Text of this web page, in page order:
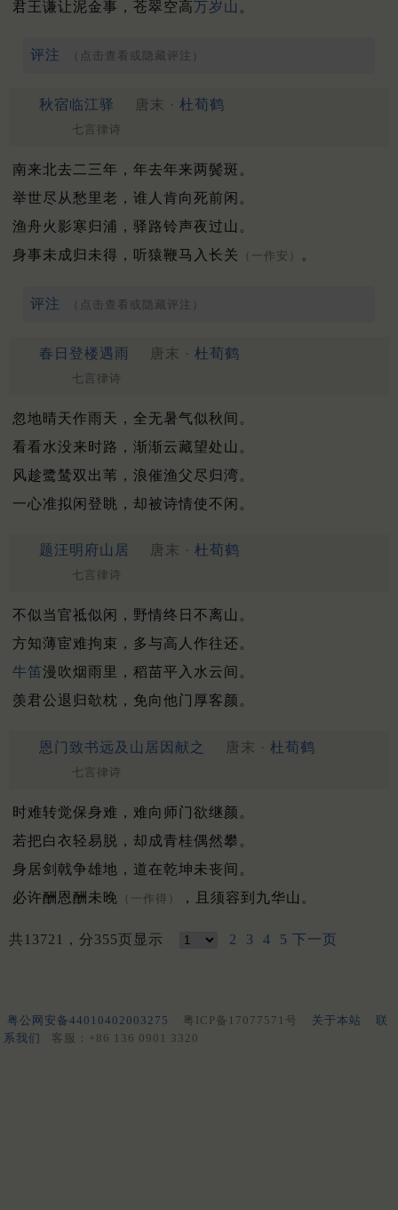
君王谦让泥金事，苍翠空高万岁山 。
评注 （点击查看或隐藏评注）
秋宿临江驿 唐末 · 杜荀鹤
七言律诗
南来北去二三年，年去年来两鬓斑。
举世尽从愁里老，谁人肯向死前闲。
渔舟火影寒归浦，驿路铃声夜过山。
身事未成归未得，听猿鞭马入长关
（一作安） 。
评注 （点击查看或隐藏评注）
春日登楼遇雨 唐末 · 杜荀鹤
七言律诗
忽地晴天作雨天，全无暑气似秋间。
看看水没来时路，渐渐云藏望处山。
风趁鹭鸶双出苇，浪催渔父尽归湾。
一心准拟闲登眺，却被诗情使不闲。
题汪明府山居 唐末 · 杜荀鹤
七言律诗
不似当官祗似闲，野情终日不离山。
方知薄宦难拘束，多与高人作往还。
牛笛漫吹烟雨里，稻苗平入水云间。
羡君公退归欹枕，免向他门厚客颜。
恩门致书远及山居因献之 唐末 · 杜荀鹤
七言律诗
时难转觉保身难，难向师门欲继颜。
若把白衣轻易脱，却成青桂偶然攀。
身居剑戟争雄地，道在乾坤未丧间。
必许酬恩酬未晚 （一作得） ，且须容到九华山。
共13721，分355页显示 2 3 4 5 下一页
粤公网安备44010402003275 粤ICP备17077571号 关于本站
联
系我们
客服：+86 136 0901 3320